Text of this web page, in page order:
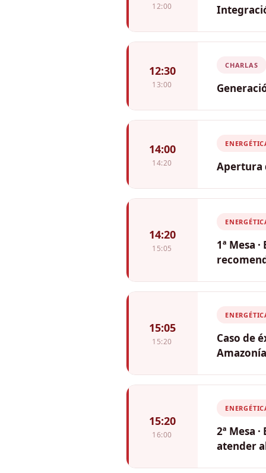
12:00
Jefe de
12:30
13:00
CHARLAS
Sub-
14:00
14:20 Apertura
Presidente
14:20
15:05
1ª Mesa
Miranda
15:05
15:20
Caso de
Amazonía
15:20
16:00
2ª Mesa
atender